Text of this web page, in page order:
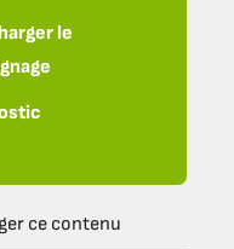
le
ce contenu